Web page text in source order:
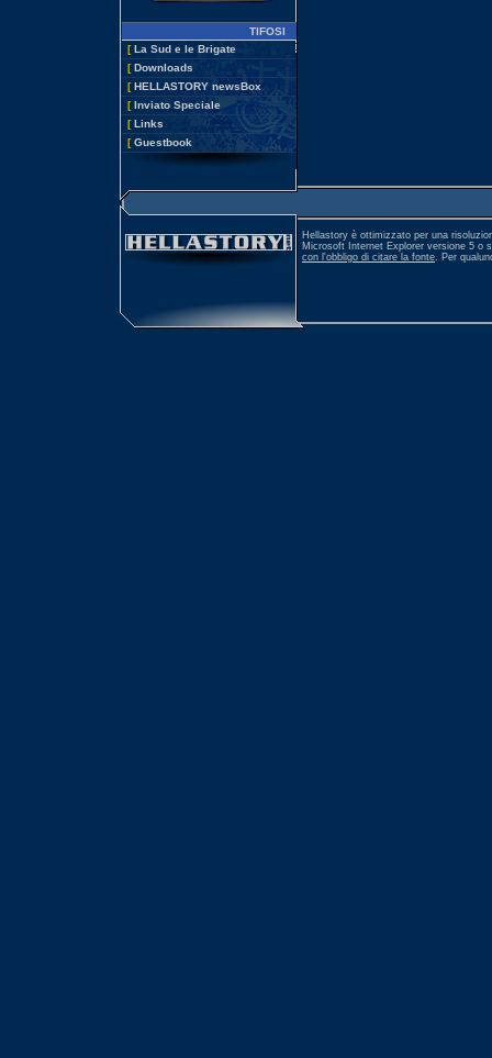
TIFOSI
[ La Sud e le Brigate
[ Downloads
[ HELLASTORY newsBox
[ Inviato Speciale
[ Links
[ Guestbook
Hellastory è ottimizzato per una
Microsoft Internet Explorer versione 5 o
con l'obbligo di citare la fonte. Per